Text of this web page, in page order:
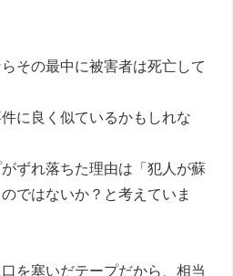
その最中に被害者は死亡して
に良く似ているかもしれな
ずれ落ちた理由は「犯人が蘇
ではないか？と考えていま
を塞いだテープだから、相当